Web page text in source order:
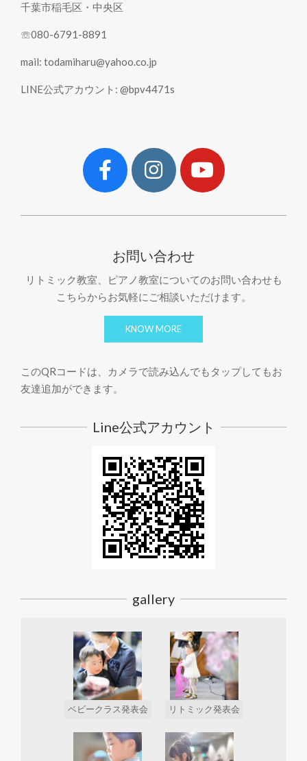
千葉市稲毛区・中央区
☏080-6791-8891
mail: todamiharu@yahoo.co.jp
LINE公式アカウント: @bpv4471s
お問い合わせ
リトミック教室、ピアノ教室についてのお問い合わせも
こちらからお気軽にご相談いただけます。
KNOW MORE
このQRコードは、カメラで読み込んでもタップしてもお
友達追加ができます。
Line公式アカウント
gallery
ベビークラス発表会 リトミック発表会